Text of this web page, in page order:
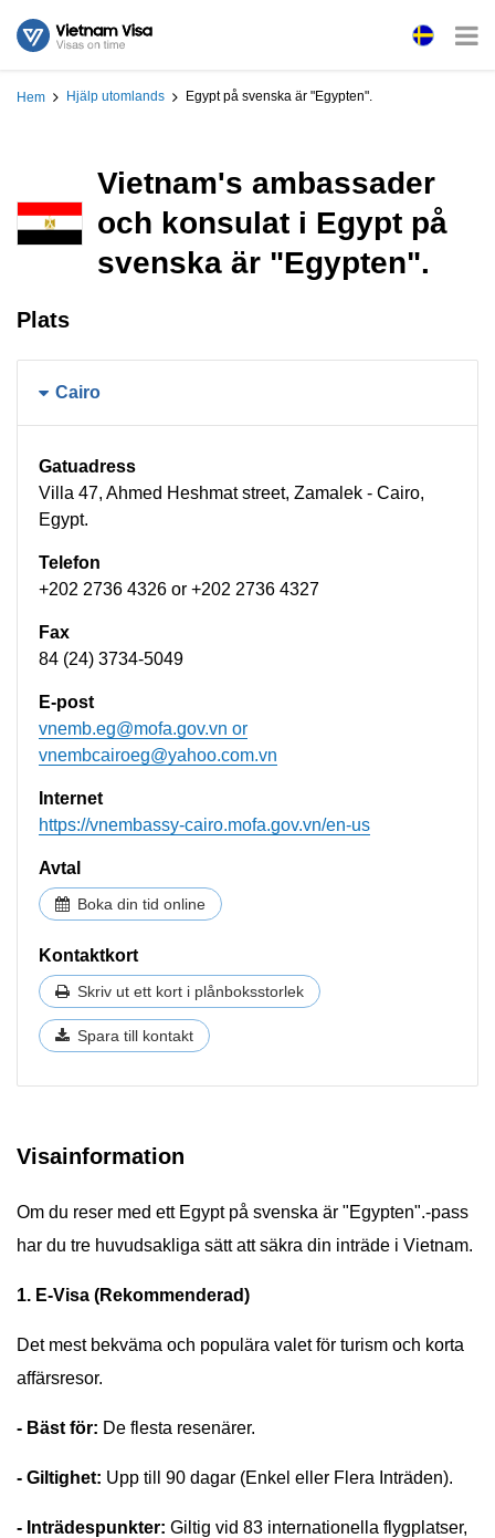
Hem Hjälp utomlands Egypt på svenska är "Egypten".
Vietnam's ambassader
och konsulat i Egypt på
svenska är "Egypten".
Plats
Cairo
Gatuadress
Villa 47, Ahmed Heshmat street, Zamalek - Cairo,
Egypt.
Telefon
+202 2736 4326 or +202 2736 4327
Fax
84 (24) 3734-5049
E-post
vnemb.eg@mofa.gov.vn or
vnembcairoeg@yahoo.com.vn
Internet
https://vnembassy-cairo.mofa.gov.vn/en-us
Avtal
Boka din tid online
Kontaktkort
Skriv ut ett kort i plånboksstorlek
Spara till kontakt
Visainformation
Om du reser med ett Egypt på svenska är "Egypten".-pass
har du tre huvudsakliga sätt att säkra din inträde i Vietnam.
1. E-Visa (Rekommenderad)
Det mest bekväma och populära valet för turism och korta
affärsresor.
- Bäst för: De flesta resenärer.
- Giltighet: Upp till 90 dagar (Enkel eller Flera Inträden).
- Inträdespunkter: Giltig vid 83 internationella flygplatser,